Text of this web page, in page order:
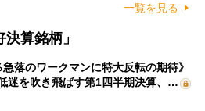
一覧を見る
算銘柄」
急落のワークマンに特大反転の期待》
迷を吹き飛ばす第1四半期決算、…